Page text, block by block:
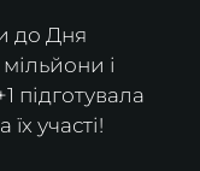
до Дня
і
підготувала
участі!